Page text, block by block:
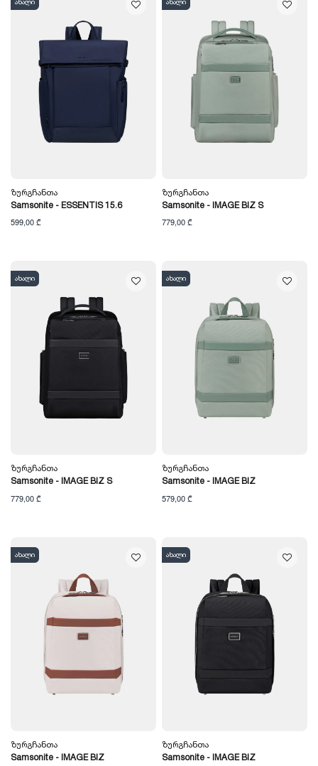
ახალი
Ზურგჩანთა
Samsonite - ESSENTIS 15.6
599,00 ₾
ახალი
Ზურგჩანთა
Samsonite - IMAGE BIZ S
779,00 ₾
ახალი
Ზურგჩანთა
Samsonite - IMAGE BIZ S
779,00 ₾
ახალი
Ზურგჩანთა
Samsonite - IMAGE BIZ
579,00 ₾
ახალი
Ზურგჩანთა
Samsonite - IMAGE BIZ
ახალი
Ზურგჩანთა
Samsonite - IMAGE BIZ